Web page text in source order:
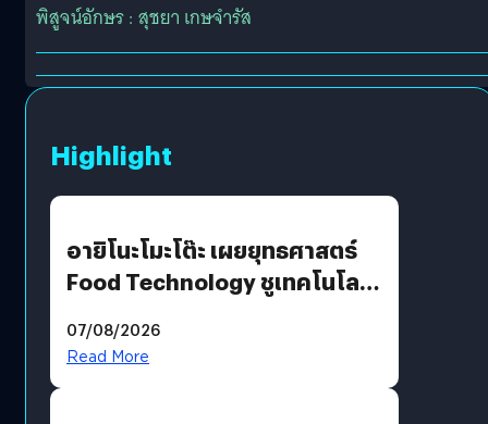
พิสูจน์อักษร : สุชยา เกษจำรัส
Highlight
อายิโนะโมะโต๊ะ เผยยุทธศาสตร์
Food Technology ชูเทคโนโลยี
บริโภคและ B2B
07/08/2026
Read More